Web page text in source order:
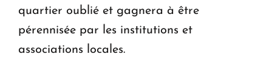
quartier oublié et gagnera à être
pérennisée par les institutions et
associations locales.